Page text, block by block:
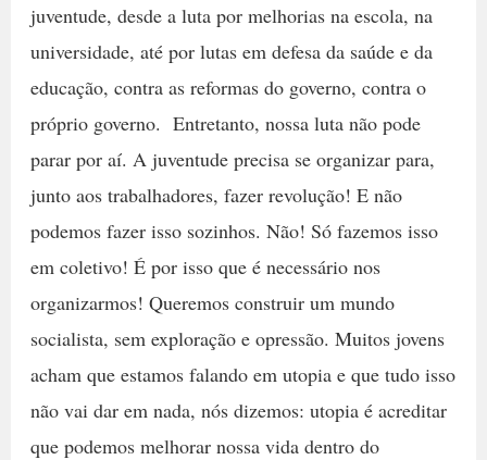
juventude, desde a luta por melhorias na escola, na
universidade, até por lutas em defesa da saúde e da
educação, contra as reformas do governo, contra o
próprio governo. Entretanto, nossa luta não pode
parar por aí. A juventude precisa se organizar para,
junto aos trabalhadores, fazer revolução! E não
podemos fazer isso sozinhos. Não! Só fazemos isso
em coletivo! É por isso que é necessário nos
organizarmos! Queremos construir um mundo
socialista, sem exploração e opressão. Muitos jovens
acham que estamos falando em utopia e que tudo isso
não vai dar em nada, nós dizemos: utopia é acreditar
que podemos melhorar nossa vida dentro do